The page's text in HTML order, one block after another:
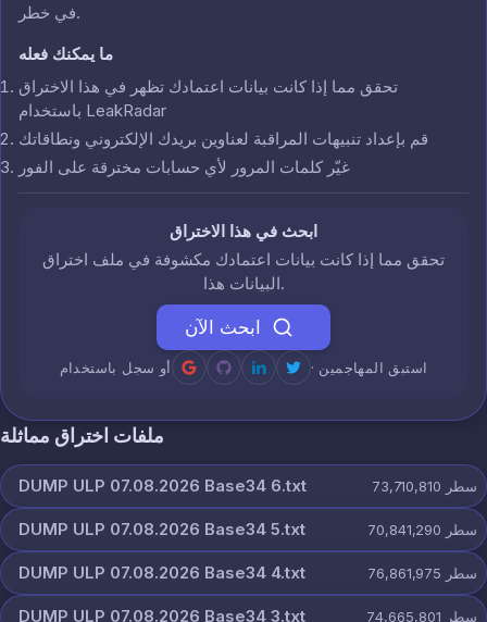
في خطر.
ما يمكنك فعله
تحقق مما إذا كانت بيانات اعتمادك تظهر في هذا الاختراق
باستخدام LeakRadar
قم بإعداد تنبيهات المراقبة لعناوين بريدك الإلكتروني ونطاقاتك
غيّر كلمات المرور لأي حسابات مخترقة على الفور
ابحث في هذا الاختراق
تحقق مما إذا كانت بيانات اعتمادك مكشوفة في ملف اختراق
البيانات هذا.
ابحث الآن
أو سجل باستخدام · استبق المهاجمين
ملفات اختراق مماثلة
DUMP ULP 07.08.2026 Base34 6.txt 73,710,810 سطر
DUMP ULP 07.08.2026 Base34 5.txt 70,841,290 سطر
DUMP ULP 07.08.2026 Base34 4.txt 76,861,975 سطر
DUMP ULP 07.08.2026 Base34 3.txt 74,665,801 سطر